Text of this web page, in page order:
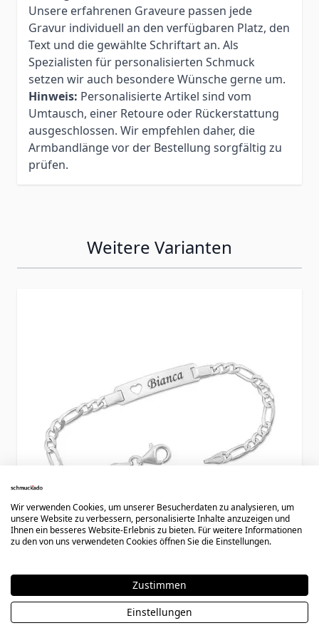
Unsere erfahrenen Graveure passen jede
Gravur individuell an den verfügbaren Platz, den
Text und die gewählte Schriftart an. Als
Spezialisten für personalisierten Schmuck
setzen wir auch besondere Wünsche gerne um.
Hinweis: Personalisierte Artikel sind vom
Umtausch, einer Retoure oder Rückerstattung
ausgeschlossen. Wir empfehlen daher, die
Armbandlänge vor der Bestellung sorgfältig zu
prüfen.
Weitere Varianten
Ident Armband Silber mit Gravur - 0217
Ab
Wir verwenden Cookies, um unserer Besucherdaten zu analysieren, um
unsere Website zu verbessern, personalisierte Inhalte anzuzeigen und
Ihnen ein besseres Website-Erlebnis zu bieten. Für weitere Informationen
zu den von uns verwendeten Cookies öffnen Sie die Einstellungen.
Zustimmen
Einstellungen